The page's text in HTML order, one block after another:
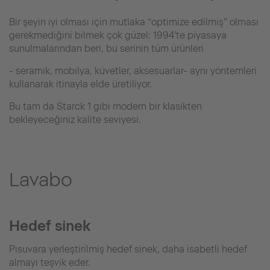
Bir şeyin iyi olması için mutlaka “optimize edilmiş” olması
gerekmediğini bilmek çok güzel: 1994'te piyasaya
sunulmalarından beri, bu serinin tüm ürünleri
- seramik, mobilya, küvetler, aksesuarlar- aynı yöntemleri
kullanarak itinayla elde üretiliyor.
Bu tam da Starck 1 gibi modern bir klasikten
bekleyeceğiniz kalite seviyesi.
Lavabo
Hedef si̇nek
Pisuvara yerleştirilmiş hedef sinek, daha isabetli hedef
almayı teşvik eder.